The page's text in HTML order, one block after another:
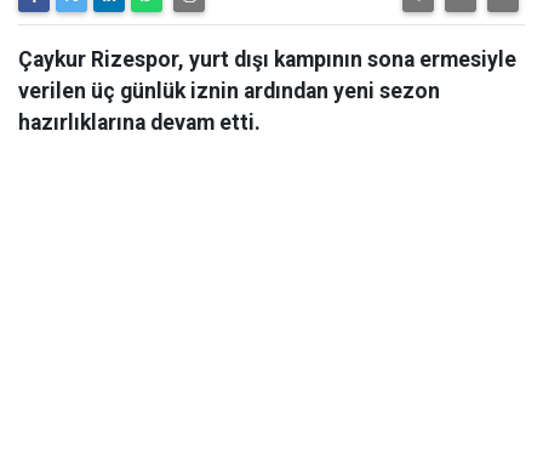
Çaykur Rizespor, yurt dışı kampının sona ermesiyle
verilen üç günlük iznin ardından yeni sezon
hazırlıklarına devam etti.